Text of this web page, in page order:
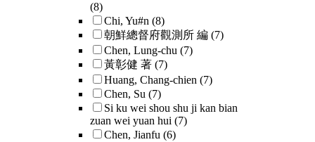
(8)
Chi, Yu#n (8)
朝鮮總督府觀測所 編 (7)
Chen, Lung-chu (7)
黃彰健 著 (7)
Huang, Chang-chien (7)
Chen, Su (7)
Si ku wei shou shu ji kan bian
zuan wei yuan hui (7)
Chen, Jianfu (6)